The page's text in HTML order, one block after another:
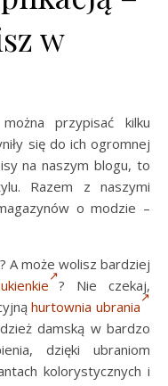
w
można przypisać kilku
się do ich ogromnej
na naszym blogu, to
Razem z naszymi
o modzie –
A może wolisz bardziej
? Nie czekaj,
hurtownia ubrania
damską w bardzo
dzięki ubraniom
kolorystycznych i